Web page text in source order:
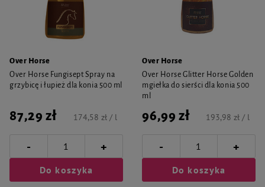
Over Horse
Over Horse Fungisept Spray na
grzybicę i łupież dla konia 500 ml
87,29 zł 174,58 zł / l
- +
Do koszyka
Over Horse
Over Horse Glitter Horse Golden
mgiełka do sierści dla konia 500
ml
96,99 zł 193,98 zł / l
- +
Do koszyka